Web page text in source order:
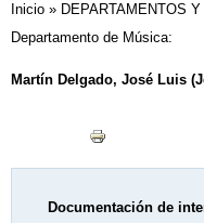
Se encuentra
Inicio » DEPARTAMENTOS
Departamento de Música:
Martín Delgado, José Luis
Documentación de